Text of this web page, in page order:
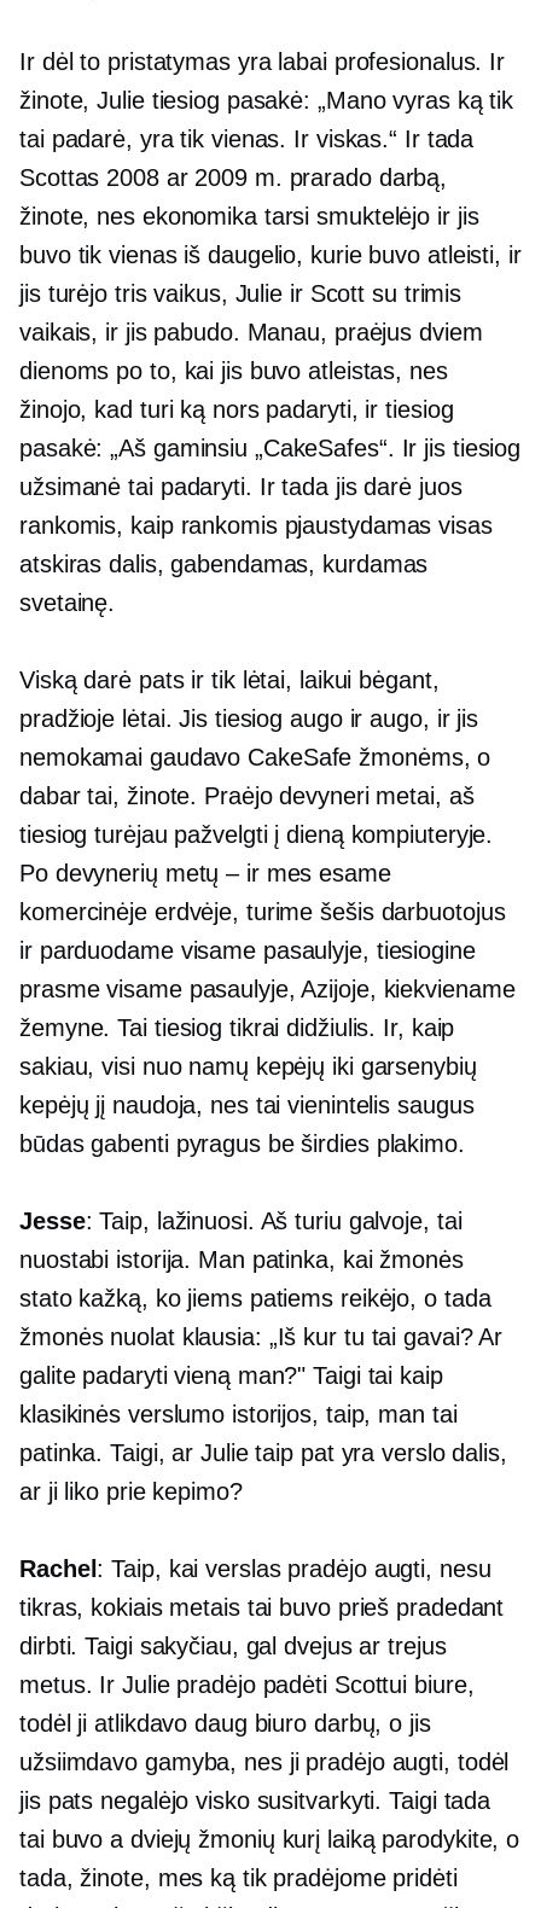
Ir dėl to pristatymas yra labai profesionalus. Ir
žinote, Julie tiesiog pasakė: „Mano vyras ką tik
tai padarė, yra tik vienas. Ir viskas.“ Ir tada
Scottas 2008 ar 2009 m. prarado darbą,
žinote, nes ekonomika tarsi smuktelėjo ir jis
buvo tik vienas iš daugelio, kurie buvo atleisti, ir
jis turėjo tris vaikus, Julie ir Scott su trimis
vaikais, ir jis pabudo. Manau, praėjus dviem
dienoms po to, kai jis buvo atleistas, nes
žinojo, kad turi ką nors padaryti, ir tiesiog
pasakė: „Aš gaminsiu „CakeSafes“. Ir jis tiesiog
užsimanė tai padaryti. Ir tada jis darė juos
rankomis, kaip rankomis pjaustydamas visas
atskiras dalis, gabendamas, kurdamas
svetainę.
Viską darė pats ir tik lėtai, laikui bėgant,
pradžioje lėtai. Jis tiesiog augo ir augo, ir jis
nemokamai gaudavo CakeSafe žmonėms, o
dabar tai, žinote. Praėjo devyneri metai, aš
tiesiog turėjau pažvelgti į dieną kompiuteryje.
Po devynerių metų – ir mes esame
komercinėje erdvėje, turime šešis darbuotojus
ir parduodame visame pasaulyje, tiesiogine
prasme visame pasaulyje, Azijoje, kiekviename
žemyne. Tai tiesiog tikrai didžiulis. Ir, kaip
sakiau, visi nuo namų kepėjų iki garsenybių
kepėjų jį naudoja, nes tai vienintelis saugus
būdas gabenti pyragus be širdies plakimo.
Jesse: Taip, lažinuosi. Aš turiu galvoje, tai
nuostabi istorija. Man patinka, kai žmonės
stato kažką, ko jiems patiems reikėjo, o tada
žmonės nuolat klausia: „Iš kur tu tai gavai? Ar
galite padaryti vieną man?" Taigi tai kaip
klasikinės verslumo istorijos, taip, man tai
patinka. Taigi, ar Julie taip pat yra verslo dalis,
ar ji liko prie kepimo?
Rachel : Taip, kai verslas pradėjo augti, nesu
tikras, kokiais metais tai buvo prieš pradedant
dirbti. Taigi sakyčiau, gal dvejus ar trejus
metus. Ir Julie pradėjo padėti Scottui biure,
todėl ji atlikdavo daug biuro darbų, o jis
užsiimdavo gamyba, nes ji pradėjo augti, todėl
jis pats negalėjo visko susitvarkyti. Taigi tada
tai buvo a dviejų žmonių kurį laiką parodykite, o
tada, žinote, mes ką tik pradėjome pridėti